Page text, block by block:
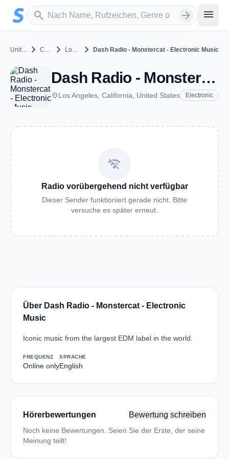
Zum Hauptinhalt springen
search
Sender suchen arrow_forward menu
United States chevron_right California chevron_right Los Angeles chevron_rightDash Radio - Monstercat - Electronic Music
Dash Radio - Monstercat - Electronic Music - Los Angeles, CA
placeLos Angeles, California, United States Electronic
wifi_off
Radio vorübergehend nicht verfügbar
Dieser Sender funktioniert gerade nicht. Bitte
versuche es später erneut.
Über Dash Radio - Monstercat - Electronic
Music
Iconic music from the largest EDM label in the world.
FREQUENZ
Online only
SPRACHE
English
Hörerbewertungen Bewertung schreiben
Noch keine Bewertungen. Seien Sie der Erste, der seine
Meinung teilt!